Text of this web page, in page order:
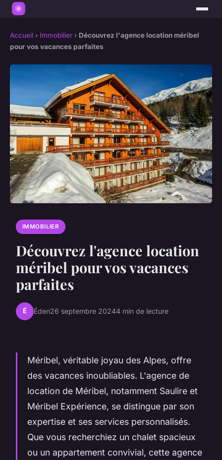
Accueil › Immobilier › Découvrez l'agence location méribel
pour vos vacances parfaites
IMMOBILIER
Découvrez l'agence location
méribel pour vos vacances
parfaites
É Éden26 septembre 20244 min de lecture
Méribel, véritable joyau des Alpes, offre
des vacances inoubliables. L'agence de
location de Méribel, notamment Saulire et
Méribel Expérience, se distingue par son
expertise et ses services personnalisés.
Que vous recherchiez un chalet spacieux
ou un appartement convivial, cette agence